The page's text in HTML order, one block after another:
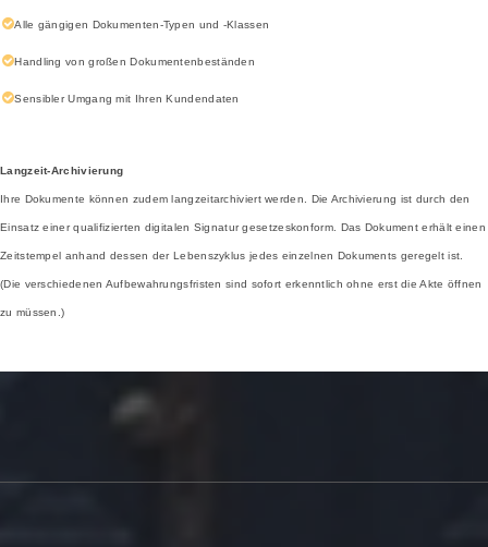
Alle gängigen Dokumenten-Typen und -Klassen
Handling von großen Dokumentenbeständen
Sensibler Umgang mit Ihren Kundendaten
Langzeit-Archivierung
Ihre Dokumente können zudem langzeitarchiviert werden. Die Archivierung ist durch den
Einsatz einer qualifizierten digitalen Signatur gesetzeskonform. Das Dokument erhält einen
Zeitstempel anhand dessen der Lebenszyklus jedes einzelnen Dokuments geregelt ist.
(Die verschiedenen Aufbewahrungsfristen sind sofort erkenntlich ohne erst die Akte öffnen
zu müssen.)